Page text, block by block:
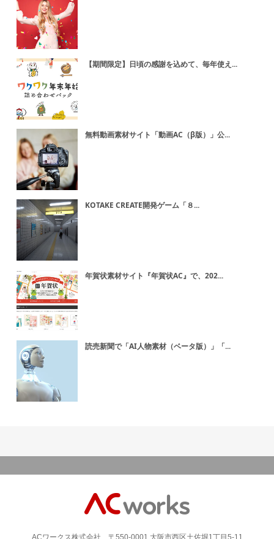
【期間限定】日頃の感謝を込めて、毎年使え...
無料動画素材サイト「動画AC（β版）」公...
KOTAKE CREATE開発ゲーム「８...
年賀状素材サイト『年賀状AC』で、202...
読売新聞で「AI人物素材（ベータ版）」「...
ACワークス株式会社 〒550-0001 大阪市西区土佐堀1丁目5-11